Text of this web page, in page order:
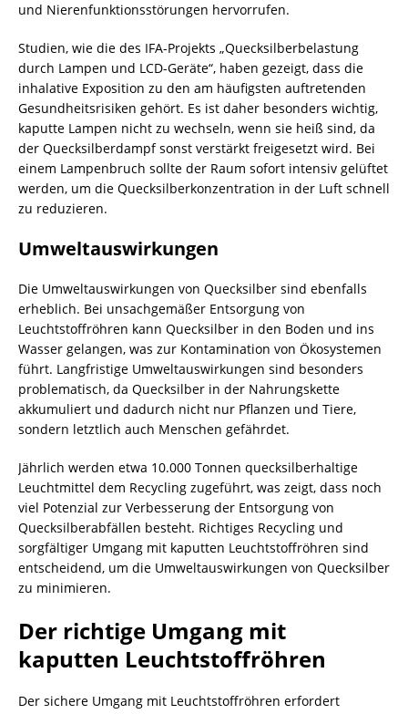
und Nierenfunktionsstörungen hervorrufen.
Studien, wie die des IFA-Projekts „Quecksilberbelastung
durch Lampen und LCD-Geräte“, haben gezeigt, dass die
inhalative Exposition zu den am häufigsten auftretenden
Gesundheitsrisiken gehört. Es ist daher besonders wichtig,
kaputte Lampen nicht zu wechseln, wenn sie heiß sind, da
der Quecksilberdampf sonst verstärkt freigesetzt wird. Bei
einem Lampenbruch sollte der Raum sofort intensiv gelüftet
werden, um die Quecksilberkonzentration in der Luft schnell
zu reduzieren.
Umweltauswirkungen
Die Umweltauswirkungen von Quecksilber sind ebenfalls
erheblich. Bei unsachgemäßer Entsorgung von
Leuchtstoffröhren kann Quecksilber in den Boden und ins
Wasser gelangen, was zur Kontamination von Ökosystemen
führt. Langfristige Umweltauswirkungen sind besonders
problematisch, da Quecksilber in der Nahrungskette
akkumuliert und dadurch nicht nur Pflanzen und Tiere,
sondern letztlich auch Menschen gefährdet.
Jährlich werden etwa 10.000 Tonnen quecksilberhaltige
Leuchtmittel dem Recycling zugeführt, was zeigt, dass noch
viel Potenzial zur Verbesserung der Entsorgung von
Quecksilberabfällen besteht. Richtiges Recycling und
sorgfältiger Umgang mit kaputten Leuchtstoffröhren sind
entscheidend, um die Umweltauswirkungen von Quecksilber
zu minimieren.
Der richtige Umgang mit
kaputten Leuchtstoffröhren
Der sichere Umgang mit Leuchtstoffröhren erfordert